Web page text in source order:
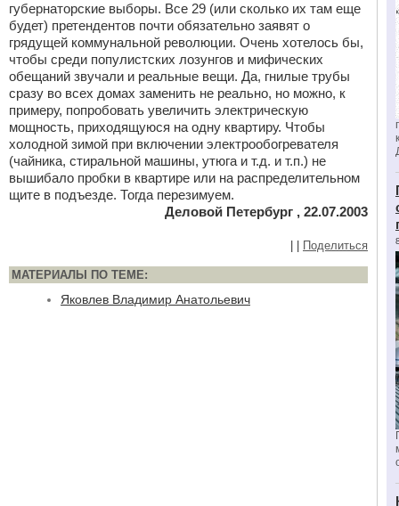
губернаторские выборы. Все 29 (или сколько их там еще
будет) претендентов почти обязательно заявят о
грядущей коммунальной революции. Очень хотелось бы,
чтобы среди популистских лозунгов и мифических
обещаний звучали и реальные вещи. Да, гнилые трубы
сразу во всех домах заменить не реально, но можно, к
примеру, попробовать увеличить электрическую
мощность, приходящуюся на одну квартиру. Чтобы
холодной зимой при включении электрообогревателя
(чайника, стиральной машины, утюга и т.д. и т.п.) не
вышибало пробки в квартире или на распределительном
щите в подъезде. Тогда перезимуем.
Деловой Петербург , 22.07.2003
Поделиться
МАТЕРИАЛЫ ПО ТЕМЕ:
Яковлев Владимир Анатольевич